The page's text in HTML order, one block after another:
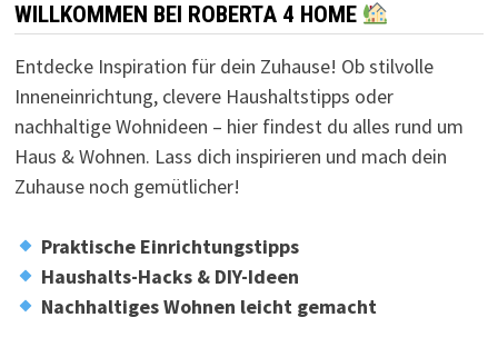
WILLKOMMEN BEI ROBERTA 4 HOME
Entdecke Inspiration für dein Zuhause! Ob stilvolle
Inneneinrichtung, clevere Haushaltstipps oder
nachhaltige Wohnideen – hier findest du alles rund um
Haus & Wohnen. Lass dich inspirieren und mach dein
Zuhause noch gemütlicher!
Praktische Einrichtungstipps
Haushalts-Hacks & DIY-Ideen
Nachhaltiges Wohnen leicht gemacht